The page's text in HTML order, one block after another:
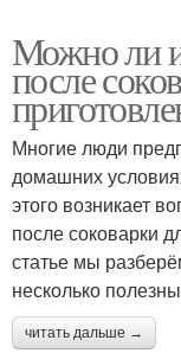
Можно ли
после
Многие люди
домашних
этого возникает
после соковарки
статье мы
несколько
читать дальше →